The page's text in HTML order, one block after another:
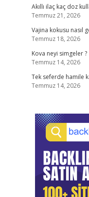
Akıllı ilaç kaç doz
Temmuz 21, 2026
Vajina kokusu nasıl
Temmuz 18, 2026
Kova neyi simgeler ?
Temmuz 14, 2026
Tek seferde hamile
Temmuz 14, 2026